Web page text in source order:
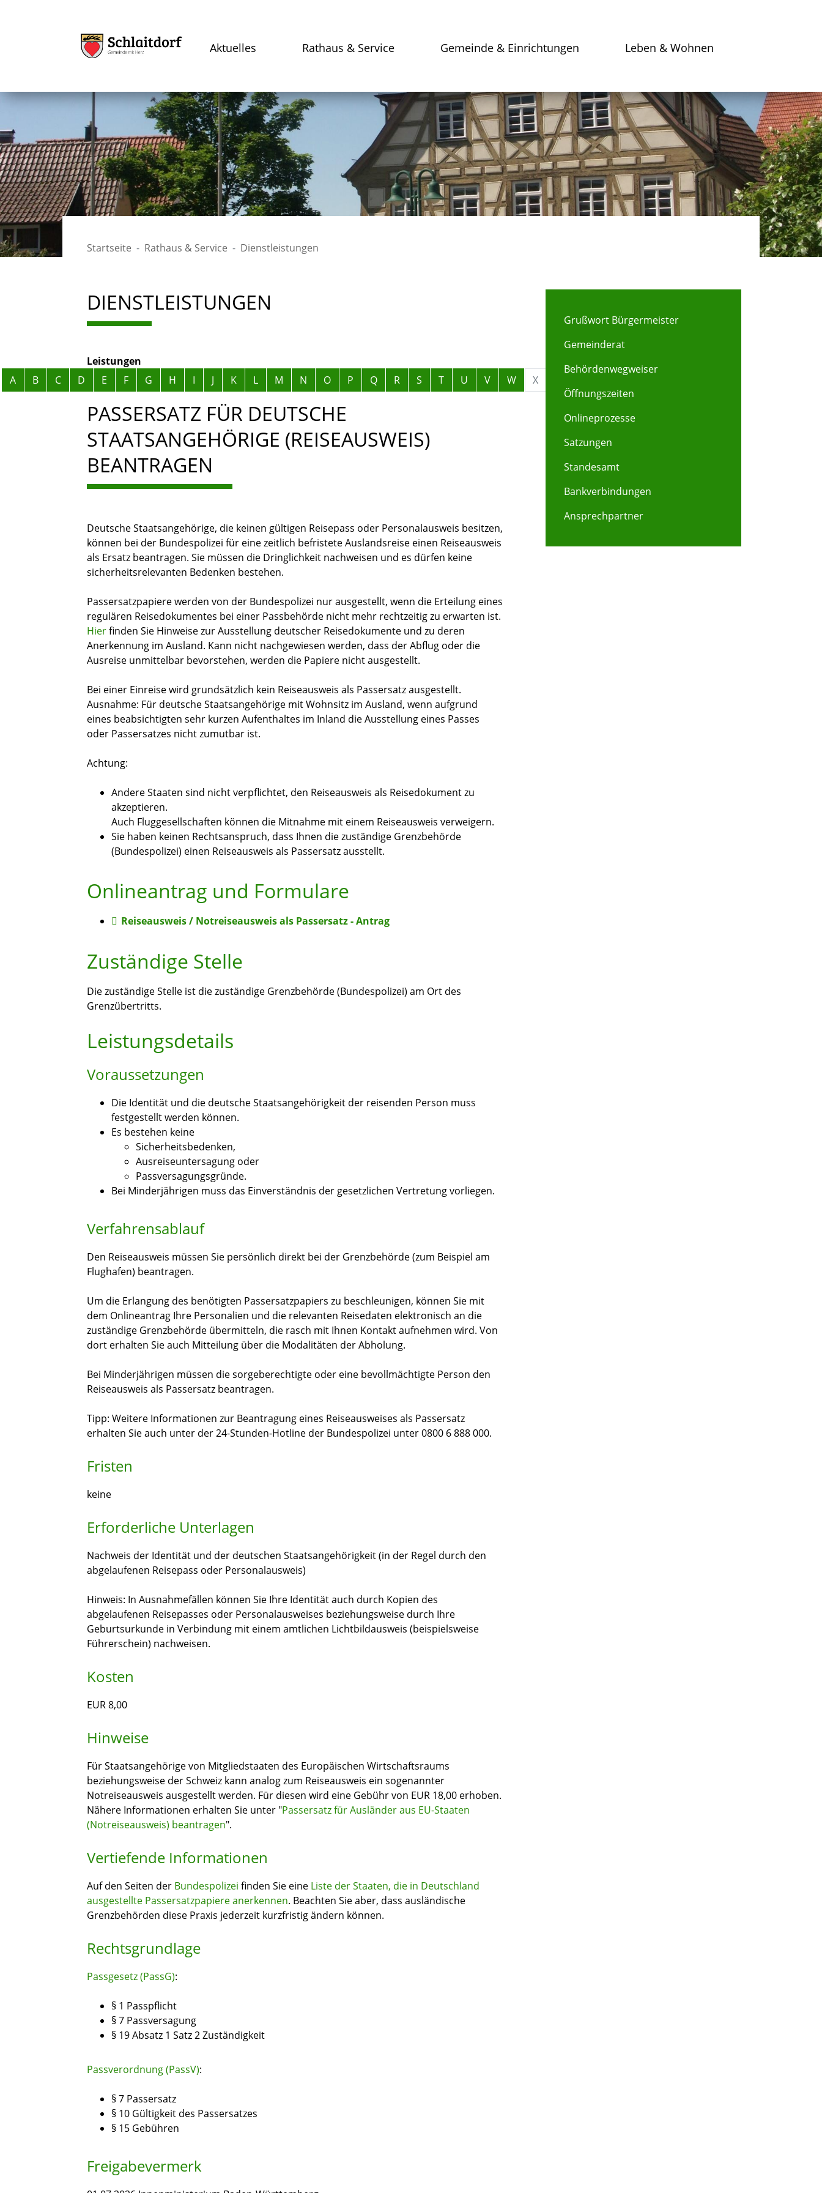
Aktuelles Rathaus & Service Gemeinde & Einrichtungen Leben & Wohnen
Startseite Rathaus & Service Dienstleistungen
DIENSTLEISTUNGEN
Leistungen
Alphabetisches Register überspringen
A B C D E F G H I J K L M N O P Q R S T U V W X
PASSERSATZ FÜR DEUTSCHE
STAATSANGEHÖRIGE (REISEAUSWEIS)
BEANTRAGEN
Deutsche Staatsangehörige, die keinen gültigen Reisepass oder Personalausweis besitzen,
können bei der Bundespolizei für eine zeitlich befristete Auslandsreise einen Reiseausweis
als Ersatz beantragen. Sie müssen die Dringlichkeit nachweisen und es dürfen keine
sicherheitsrelevanten Bedenken bestehen.
Passersatzpapiere werden von der Bundespolizei nur ausgestellt, wenn die Erteilung eines
regulären Reisedokumentes bei einer Passbehörde nicht mehr rechtzeitig zu erwarten ist.
Hierfinden Sie Hinweise zur Ausstellung deutscher Reisedokumente und zu deren
Anerkennung im Ausland. Kann nicht nachgewiesen werden, dass der Abflug oder die
Ausreise unmittelbar bevorstehen, werden die Papiere nicht ausgestellt.
Bei einer Einreise wird grundsätzlich kein Reiseausweis als Passersatz ausgestellt.
Ausnahme: Für deutsche Staatsangehörige mit Wohnsitz im Ausland, wenn aufgrund
eines beabsichtigten sehr kurzen Aufenthaltes im Inland die Ausstellung eines Passes
oder Passersatzes nicht zumutbar ist.
Achtung:
Andere Staaten sind nicht verpflichtet, den Reiseausweis als Reisedokument zu
akzeptieren.
Auch Fluggesellschaften können die Mitnahme mit einem Reiseausweis verweigern.
Sie haben keinen Rechtsanspruch, dass Ihnen die zuständige Grenzbehörde
(Bundespolizei) einen Reiseausweis als Passersatz ausstellt.
Onlineantrag und Formulare
Reiseausweis / Notreiseausweis als Passersatz - Antrag
Zuständige Stelle
Die zuständige Stelle ist die zuständige Grenzbehörde (Bundespolizei) am Ort des
Grenzübertritts.
Leistungsdetails
Voraussetzungen
Die Identität und die deutsche Staatsangehörigkeit der reisenden Person muss
festgestellt werden können.
Es bestehen keine
Sicherheitsbedenken,
Ausreiseuntersagung oder
Passversagungsgründe.
Bei Minderjährigen muss das Einverständnis der gesetzlichen Vertretung vorliegen.
Verfahrensablauf
Den Reiseausweis müssen Sie persönlich direkt bei der Grenzbehörde (zum Beispiel am
Flughafen) beantragen.
Um die Erlangung des benötigten Passersatzpapiers zu beschleunigen, können Sie mit
dem Onlineantrag Ihre Personalien und die relevanten Reisedaten elektronisch an die
zuständige Grenzbehörde übermitteln, die rasch mit Ihnen Kontakt aufnehmen wird. Von
dort erhalten Sie auch Mitteilung über die Modalitäten der Abholung.
Bei Minderjährigen müssen die sorgeberechtigte oder eine bevollmächtigte Person den
Reiseausweis als Passersatz beantragen.
Tipp: Weitere Informationen zur Beantragung eines Reiseausweises als Passersatz
erhalten Sie auch unter der 24-Stunden-Hotline der Bundespolizei unter 0800 6 888 000.
Fristen
keine
Erforderliche Unterlagen
Nachweis der Identität und der deutschen Staatsangehörigkeit (in der Regel durch den
abgelaufenen Reisepass oder Personalausweis)
Hinweis: In Ausnahmefällen können Sie Ihre Identität auch durch Kopien des
abgelaufenen Reisepasses oder Personalausweises beziehungsweise durch Ihre
Geburtsurkunde in Verbindung mit einem amtlichen Lichtbildausweis (beispielsweise
Führerschein) nachweisen.
Kosten
EUR 8,00
Hinweise
Für Staatsangehörige von Mitgliedstaaten des Europäischen Wirtschaftsraums
beziehungsweise der Schweiz kann analog zum Reiseausweis ein sogenannter
Notreiseausweis ausgestellt werden. Für diesen wird eine Gebühr von EUR 18,00 erhoben.
Nähere Informationen erhalten Sie unter "Passersatz für Ausländer aus EU-Staaten
(Notreiseausweis) beantragen".
Vertiefende Informationen
Auf den Seiten der Bundespolizei finden Sie eine Liste der Staaten, die in Deutschland
ausgestellte Passersatzpapiere anerkennen. Beachten Sie aber, dass ausländische
Grenzbehörden diese Praxis jederzeit kurzfristig ändern können.
Rechtsgrundlage
Passgesetz (PassG):
§ 1 Passpflicht
§ 7 Passversagung
§ 19 Absatz 1 Satz 2 Zuständigkeit
Passverordnung (PassV):
§ 7 Passersatz
§ 10 Gültigkeit des Passersatzes
§ 15 Gebühren
Freigabevermerk
Grußwort Bürgermeister
Gemeinderat
Behördenwegweiser
Öffnungszeiten
Onlineprozesse
Satzungen
Standesamt
Bankverbindungen
Ansprechpartner